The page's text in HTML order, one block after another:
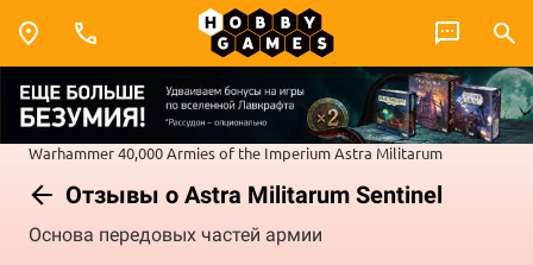
Warhammer 40,000Armies of the ImperiumAstra Militarum
Отзывы о Astra Militarum Sentinel
Основа передовых частей армии